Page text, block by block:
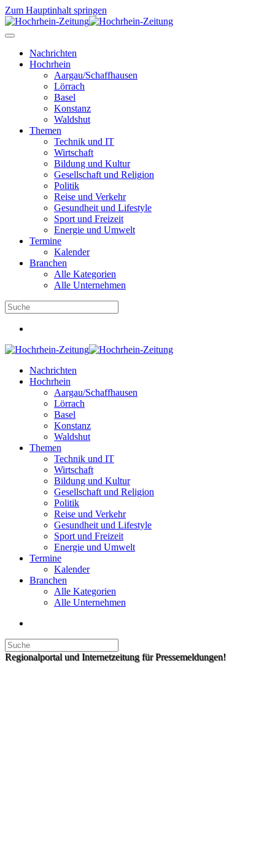
Zum Hauptinhalt springen
Nachrichten
Hochrhein
Aargau/Schaffhausen
Lörrach
Basel
Konstanz
Waldshut
Themen
Technik und IT
Wirtschaft
Bildung und Kultur
Gesellschaft und Religion
Politik
Reise und Verkehr
Gesundheit und Lifestyle
Sport und Freizeit
Energie und Umwelt
Termine
Kalender
Branchen
Alle Kategorien
Alle Unternehmen
Nachrichten
Hochrhein
Aargau/Schaffhausen
Lörrach
Basel
Konstanz
Waldshut
Themen
Technik und IT
Wirtschaft
Bildung und Kultur
Gesellschaft und Religion
Politik
Reise und Verkehr
Gesundheit und Lifestyle
Sport und Freizeit
Energie und Umwelt
Termine
Kalender
Branchen
Alle Kategorien
Alle Unternehmen
Regionalportal und Internetzeitung für Pressemeldungen!